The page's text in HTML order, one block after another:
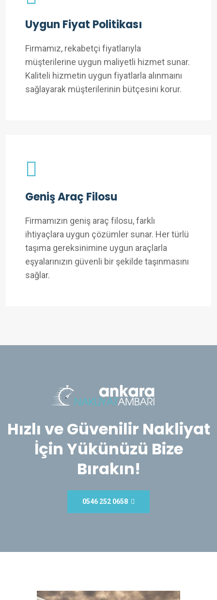
Uygun Fiyat Politikası
Firmamız, rekabetçi fiyatlarıyla
müşterilerine uygun maliyetli hizmet sunar.
Kaliteli hizmetin uygun fiyatlarla alınmaını
sağlayarak müşterilerinin bütçesini korur.
Geniş Araç Filosu
Firmamızın geniş araç filosu, farklı
ihtiyaçlara uygun çözümler sunar. Her türlü
taşıma gereksinimine uygun araçlarla
eşyalarınızın güvenli bir şekilde taşınmasını
sağlar.
Hızlı ve Güvenilir Nakliyat
İçin Yükünüzü Bize
Bırakın!
0546 252 0658